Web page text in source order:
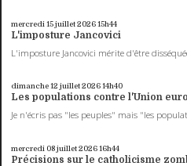
mercredi 15juillet 202615h44
L'imposture Jancovici
L'imposture Jancovici mérite d'être disséquée
dimanche 12 juillet 202614h40
Les populations contre l'Union
Je n'écris pas "les peuples" mais "les
mercredi 08juillet 202616h44
Précisions sur le catholicisme